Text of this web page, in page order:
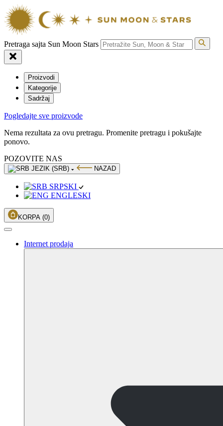
Pretraga sajta Sun Moon Stars
Proizvodi
Kategorije
Sadržaj
Pogledajte sve proizvode
Nema rezultata za ovu pretragu. Promenite pretragu i pokušajte
ponovo.
POZOVITE NAS
JEZIK (SRB) NAZAD
SRPSKI
ENGLESKI
KORPA (0)
Internet prodaja